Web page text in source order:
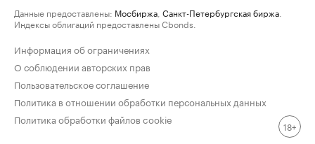
Данные предоставлены: Мосбиржа Санкт-Петербургская биржа
Индексы облигаций предоставлены Cbonds.
Информация об ограничениях
О соблюдении авторских прав
Пользовательское соглашение
Политика в отношении обработки персональных данных
Политика обработки файлов cookie
18+